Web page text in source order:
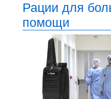
Рации для
помощи